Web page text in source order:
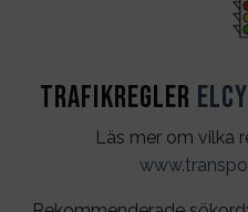
Trafikregler
Läs mer om vilka